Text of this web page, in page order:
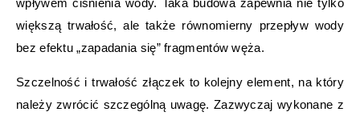
wpływem ciśnienia wody. Taka budowa zapewnia nie tylko
większą trwałość, ale także równomierny przepływ wody
bez efektu „zapadania się” fragmentów węża.
Szczelność i trwałość złączek to kolejny element, na który
należy zwrócić szczególną uwagę. Zazwyczaj wykonane z